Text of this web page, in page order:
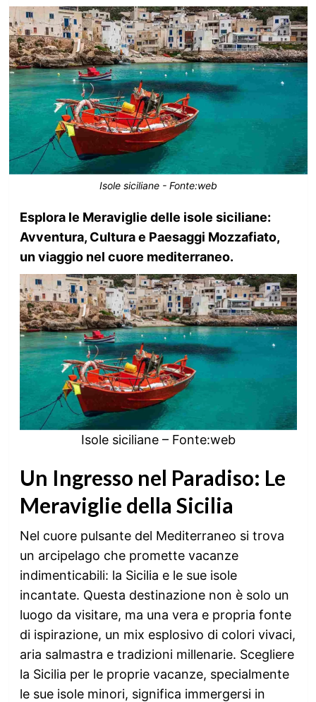
Isole siciliane - Fonte:web
Esplora le Meraviglie delle isole siciliane:
Avventura, Cultura e Paesaggi Mozzafiato,
un viaggio nel cuore mediterraneo.
Isole siciliane – Fonte:web
Un Ingresso nel Paradiso: Le
Meraviglie della Sicilia
Nel cuore pulsante del Mediterraneo si trova
un arcipelago che promette vacanze
indimenticabili: la Sicilia e le sue isole
incantate. Questa destinazione non è solo un
luogo da visitare, ma una vera e propria fonte
di ispirazione, un mix esplosivo di colori vivaci,
aria salmastra e tradizioni millenarie. Scegliere
la Sicilia per le proprie vacanze, specialmente
le sue isole minori, significa immergersi in